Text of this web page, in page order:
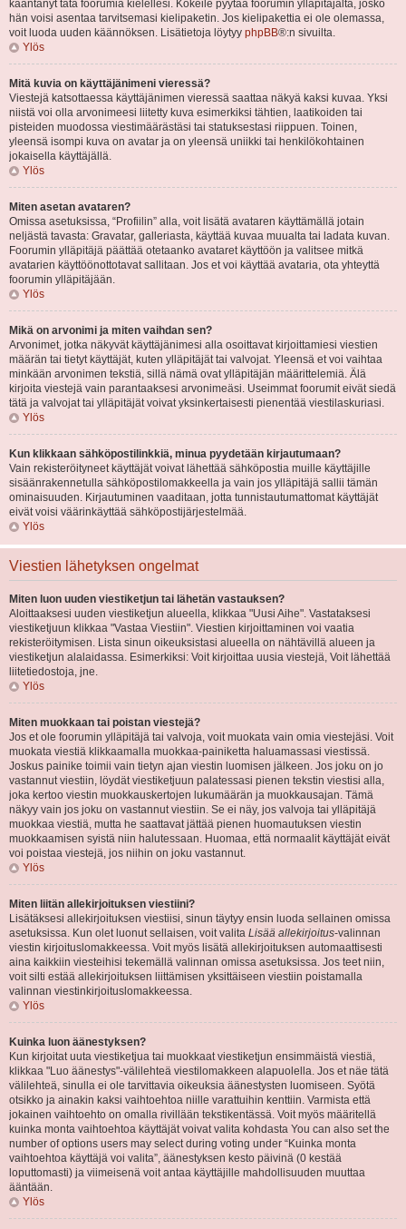
kääntänyt tätä foorumia kielellesi. Kokeile pyytää foorumin ylläpitäjältä, josko
hän voisi asentaa tarvitsemasi kielipaketin. Jos kielipakettia ei ole olemassa,
voit luoda uuden käännöksen. Lisätietoja löytyy phpBB®:n sivuilta.
Ylös
Mitä kuvia on käyttäjänimeni vieressä?
Viestejä katsottaessa käyttäjänimen vieressä saattaa näkyä kaksi kuvaa. Yksi
niistä voi olla arvonimeesi liitetty kuva esimerkiksi tähtien, laatikoiden tai
pisteiden muodossa viestimäärästäsi tai statuksestasi riippuen. Toinen,
yleensä isompi kuva on avatar ja on yleensä uniikki tai henkilökohtainen
jokaisella käyttäjällä.
Ylös
Miten asetan avataren?
Omissa asetuksissa, “Profiilin” alla, voit lisätä avataren käyttämällä jotain
neljästä tavasta: Gravatar, galleriasta, käyttää kuvaa muualta tai ladata kuvan.
Foorumin ylläpitäjä päättää otetaanko avataret käyttöön ja valitsee mitkä
avatarien käyttöönottotavat sallitaan. Jos et voi käyttää avataria, ota yhteyttä
foorumin ylläpitäjään.
Ylös
Mikä on arvonimi ja miten vaihdan sen?
Arvonimet, jotka näkyvät käyttäjänimesi alla osoittavat kirjoittamiesi viestien
määrän tai tietyt käyttäjät, kuten ylläpitäjät tai valvojat. Yleensä et voi vaihtaa
minkään arvonimen tekstiä, sillä nämä ovat ylläpitäjän määrittelemiä. Älä
kirjoita viestejä vain parantaaksesi arvonimeäsi. Useimmat foorumit eivät siedä
tätä ja valvojat tai ylläpitäjät voivat yksinkertaisesti pienentää viestilaskuriasi.
Ylös
Kun klikkaan sähköpostilinkkiä, minua pyydetään kirjautumaan?
Vain rekisteröityneet käyttäjät voivat lähettää sähköpostia muille käyttäjille
sisäänrakennetulla sähköpostilomakkeella ja vain jos ylläpitäjä sallii tämän
ominaisuuden. Kirjautuminen vaaditaan, jotta tunnistautumattomat käyttäjät
eivät voisi väärinkäyttää sähköpostijärjestelmää.
Ylös
Viestien lähetyksen ongelmat
Miten luon uuden viestiketjun tai lähetän vastauksen?
Aloittaaksesi uuden viestiketjun alueella, klikkaa "Uusi Aihe". Vastataksesi
viestiketjuun klikkaa "Vastaa Viestiin". Viestien kirjoittaminen voi vaatia
rekisteröitymisen. Lista sinun oikeuksistasi alueella on nähtävillä alueen ja
viestiketjun alalaidassa. Esimerkiksi: Voit kirjoittaa uusia viestejä, Voit lähettää
liitetiedostoja, jne.
Ylös
Miten muokkaan tai poistan viestejä?
Jos et ole foorumin ylläpitäjä tai valvoja, voit muokata vain omia viestejäsi. Voit
muokata viestiä klikkaamalla muokkaa-painiketta haluamassasi viestissä.
Joskus painike toimii vain tietyn ajan viestin luomisen jälkeen. Jos joku on jo
vastannut viestiin, löydät viestiketjuun palatessasi pienen tekstin viestisi alla,
joka kertoo viestin muokkauskertojen lukumäärän ja muokkausajan. Tämä
näkyy vain jos joku on vastannut viestiin. Se ei näy, jos valvoja tai ylläpitäjä
muokkaa viestiä, mutta he saattavat jättää pienen huomautuksen viestin
muokkaamisen syistä niin halutessaan. Huomaa, että normaalit käyttäjät eivät
voi poistaa viestejä, jos niihin on joku vastannut.
Ylös
Miten liitän allekirjoituksen viestiini?
Lisätäksesi allekirjoituksen viestiisi, sinun täytyy ensin luoda sellainen omissa
asetuksissa. Kun olet luonut sellaisen, voit valita Lisää allekirjoitus-valinnan
viestin kirjoituslomakkeessa. Voit myös lisätä allekirjoituksen automaattisesti
aina kaikkiin viesteihisi tekemällä valinnan omissa asetuksissa. Jos teet niin,
voit silti estää allekirjoituksen liittämisen yksittäiseen viestiin poistamalla
valinnan viestinkirjoituslomakkeessa.
Ylös
Kuinka luon äänestyksen?
Kun kirjoitat uuta viestiketjua tai muokkaat viestiketjun ensimmäistä viestiä,
klikkaa "Luo äänestys"-välilehteä viestilomakkeen alapuolella. Jos et näe tätä
välilehteä, sinulla ei ole tarvittavia oikeuksia äänestysten luomiseen. Syötä
otsikko ja ainakin kaksi vaihtoehtoa niille varattuihin kenttiin. Varmista että
jokainen vaihtoehto on omalla rivillään tekstikentässä. Voit myös määritellä
kuinka monta vaihtoehtoa käyttäjät voivat valita kohdasta You can also set the
number of options users may select during voting under “Kuinka monta
vaihtoehtoa käyttäjä voi valita”, äänestyksen kesto päivinä (0 kestää
loputtomasti) ja viimeisenä voit antaa käyttäjille mahdollisuuden muuttaa
ääntään.
Ylös